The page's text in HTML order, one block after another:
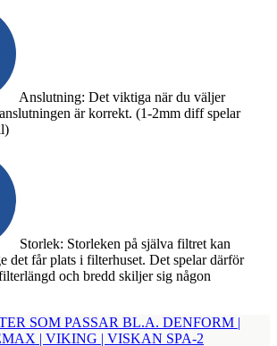
Anslutning: Det viktiga när du väljer
är korrekt. (1-2mm diff spelar
Storlek: Storleken på själva filtret kan
det får plats i filterhuset. Det spelar därför
och bredd skiljer sig någon